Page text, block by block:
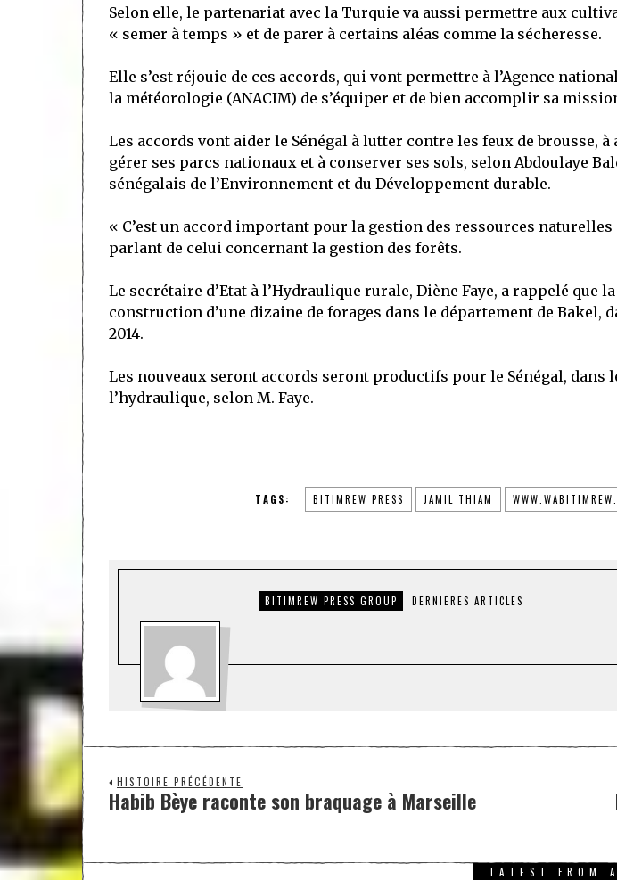
Selon elle, le partenariat avec la Turquie va aussi permettre aux
« semer à temps » et de parer à certains aléas comme la sécheresse.
Elle s’est réjouie de ces accords, qui vont permettre à l’Agence
la météorologie (ANACIM) de s’équiper et de bien accomplir sa
Les accords vont aider le Sénégal à lutter contre les feux de brousse, à
gérer ses parcs nationaux et à conserver ses sols, selon Abdoulaye
sénégalais de l’Environnement et du Développement durable.
« C’est un accord important pour la gestion des ressources
parlant de celui concernant la gestion des forêts.
Le secrétaire d’Etat à l’Hydraulique rurale, Diène Faye, a rappelé que
construction d’une dizaine de forages dans le département de Bakel,
2014.
Les nouveaux seront accords seront productifs pour le Sénégal, dans
l’hydraulique, selon M. Faye.
TAGS: BITIMREW PRESS JAMIL THIAM
BITIMREW PRESS GROUP DERNIERES ARTICLES
HISTOIRE PRÉCÉDENTE
Habib Bèye raconte son braquage à Marseille
LATEST FROM